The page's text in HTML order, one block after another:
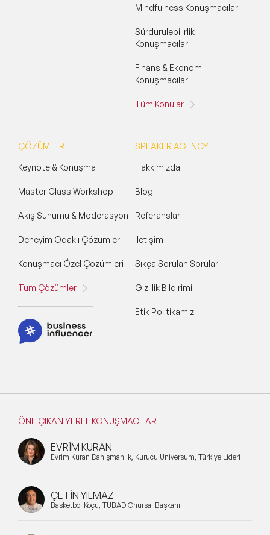
Mindfulness Konuşmacıları
Sürdürülebilirlik
Konuşmacıları
Finans & Ekonomi
Konuşmacıları
Tüm Konular
ÇÖZÜMLER
Keynote & Konuşma
Master Class Workshop
Akış Sunumu & Moderasyon
Deneyim Odaklı Çözümler
Konuşmacı Özel Çözümleri
Tüm Çözümler
SPEAKER AGENCY
Hakkımızda
Blog
Referanslar
İletişim
Sıkça Sorulan Sorular
Gizlilik Bildirimi
Etik Politikamız
ÖNE ÇIKAN YEREL KONUŞMACILAR
EVRİM KURAN
Evrim Kuran Danışmanlık, Kurucu Universum, Türkiye Lideri
ÇETİN YILMAZ
Basketbol Koçu, TÜBAD Onursal Başkanı